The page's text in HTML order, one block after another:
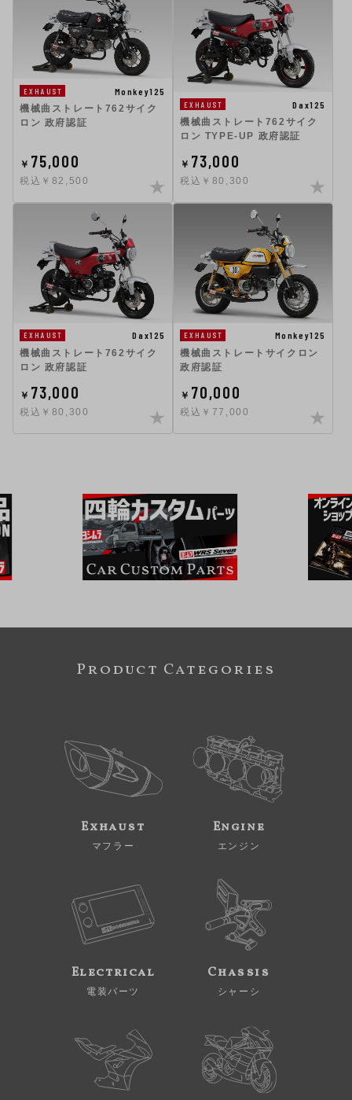
EXHAUST
Monkey125
機械曲ストレート762サイク
ロン 政府認証
￥ 75,000
税込￥82,500
EXHAUST
Dax125
機械曲ストレート762サイク
ロン TYPE-UP 政府認証
￥ 73,000
税込￥80,300
EXHAUST
Dax125
機械曲ストレート762サイク
ロン 政府認証
￥ 73,000
税込￥80,300
EXHAUST
Monkey125
機械曲ストレートサイクロン
政府認証
￥ 70,000
税込￥77,000
Product Categories
Exhaust
マフラー
Engine
エンジン
Electrical
電装パーツ
Chassis
シャーシ